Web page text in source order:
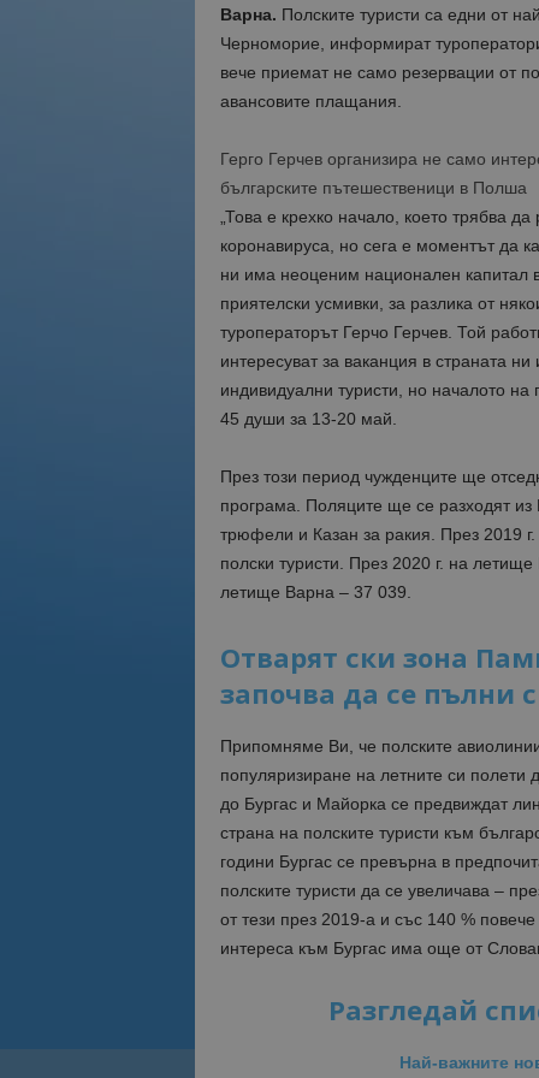
Варна. Полските туристи са едни от
Черноморие, информират
вече приемат не само резервации от
авансовите плащания.
Герго Герчев организира не само
българските пътешественици в Полша
„Това е крехко начало, което трябва
коронавируса, но сега е моментът да
ни има неоценим национален
приятелски усмивки, за разлика от
туроператорът Герчо Герчев. Той
интересуват за ваканция в страната
индивидуални туристи, но началото
45 души за 13-20 май.
През този период чужденците ще
програма. Поляците ще се разходят
трюфели и Казан за ракия. През 2019
полски туристи. През 2020 г. на
летище Варна – 37 039.
Отварят ски зона
започва да се пълни
Припомняме Ви, че полските
популяризиране на летните си полети
до Бургас и Майорка се предвиждат
страна на полските туристи към
години Бургас се превърна в
полските туристи да се увеличава –
от тези през 2019-а и със 140 %
интереса към Бургас има още от
Разгледай
Най-важните